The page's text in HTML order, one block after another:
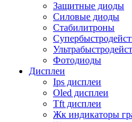
Защитные диоды
Силовые диоды
Стабилитроны
Фотодиоды
Дисплеи
Ips дисплеи
Oled дисплеи
Tft дисплеи
Жк индикаторы